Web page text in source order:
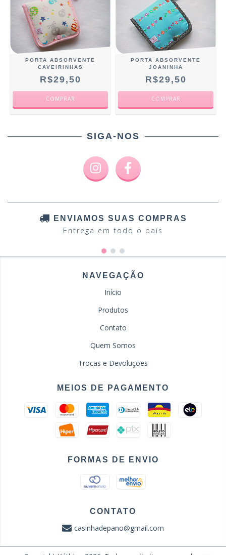
PORTA ABSORVENTE
CAVEIRINHAS
R$29,50
PORTA ABSORVENTE
JOANINHA
R$29,50
SIGA-NOS
ENVIAMOS SUAS COMPRAS
Entrega em todo o país
NAVEGAÇÃO
Início
Produtos
Contato
Quem Somos
Trocas e Devoluções
MEIOS DE PAGAMENTO
FORMAS DE ENVIO
CONTATO
casinhadepano@gmail.com